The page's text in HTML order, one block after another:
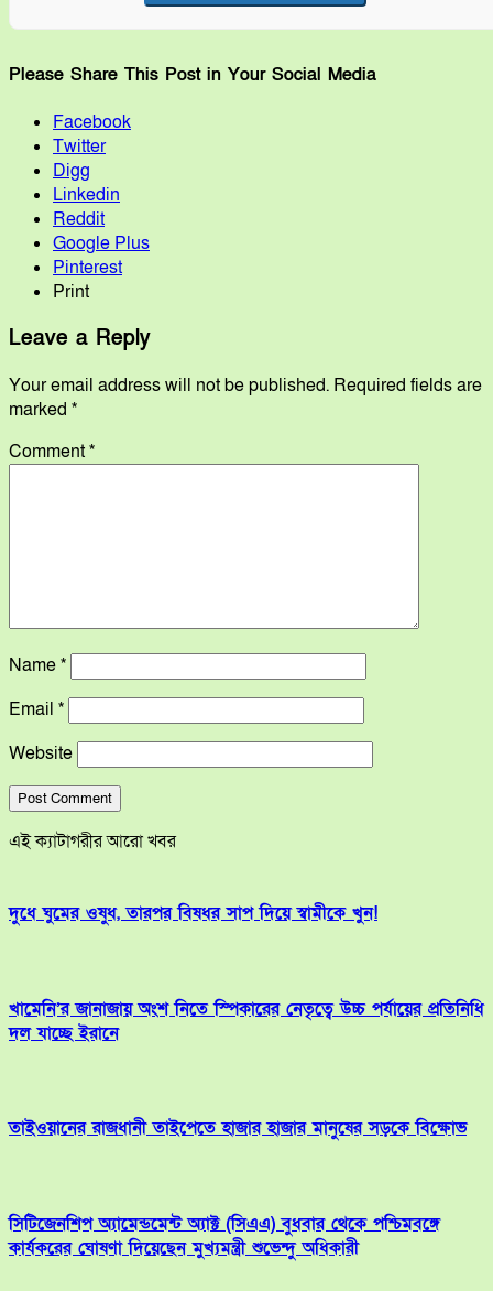
Please Share This Post in Your Social Media
Facebook
Twitter
Digg
Linkedin
Reddit
Google Plus
Pinterest
Print
Leave a Reply
Your email address will not be published. Required fields are
marked *
Comment*
Name*
Email *
Website
এই ক্যাটাগরীর আরো খবর
দুধে ঘুমের ওষুধ, তারপর বিষধর সাপ দিয়ে স্বামীকে খুন!
খামেনি’র জানাজায় অংশ নিতে স্পিকারের নেতৃত্বে উচ্চ পর্যায়ের প্রতিনিধি
দল যাচ্ছে ইরানে
তাইওয়ানের রাজধানী তাইপেতে হাজার হাজার মানুষের সড়কে বিক্ষোভ
সিটিজেনশিপ অ্যামেন্ডমেন্ট অ্যাক্ট (সিএএ) বুধবার থেকে পশ্চিমবঙ্গে
কার্যকরের ঘোষণা দিয়েছেন মুখ্যমন্ত্রী শুভেন্দু অধিকারী